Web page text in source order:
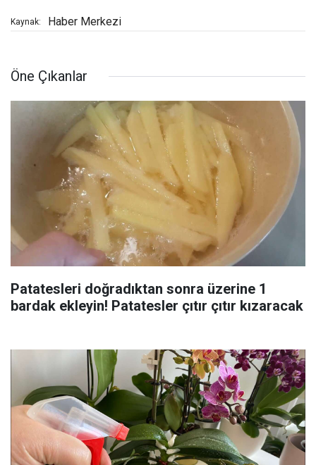
Kaynak: Haber Merkezi
Öne Çıkanlar
Patatesleri doğradıktan sonra üzerine 1
bardak ekleyin! Patatesler çıtır çıtır kızaracak